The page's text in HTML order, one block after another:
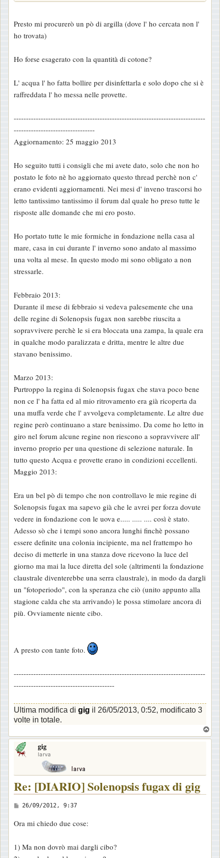
Presto mi procurerò un pò di argilla (dove l' ho cercata non l'
ho trovata)
Ho forse esagerato con la quantità di cotone?
L' acqua l' ho fatta bollire per disinfettarla e solo dopo che si è
raffreddata l' ho messa nelle provette.
------------------------------------------------------------------------------
---------------------------------
Aggiornamento: 25 maggio 2013
Ho seguito tutti i consigli che mi avete dato, solo che non ho
postato le foto nè ho aggiornato questo thread perchè non c'
erano evidenti aggiornamenti. Nei mesi d' inveno trascorsi ho
letto tantissimo tantissimo il forum dal quale ho preso tutte le
risposte alle domande che mi ero posto.
Ho portato tutte le mie formiche in fondazione nella casa al
mare, casa in cui durante l' inverno sono andato al massimo
una volta al mese. In questo modo mi sono obligato a non
stressarle.
Febbraio 2013:
Durante il mese di febbraio si vedeva palesemente che una
delle regine di Solenopsis fugax non sarebbe riuscita a
sopravvivere perchè le si era bloccata una zampa, la quale era
in qualche modo paralizzata e dritta, mentre le altre due
stavano benissimo.
Marzo 2013:
Purtroppo la regina di Solenopsis fugax che stava poco bene
non ce l' ha fatta ed al mio ritrovamento era già ricoperta da
una muffa verde che l' avvolgeva completamente. Le altre due
regine però continuano a stare benissimo. Da come ho letto in
giro nel forum alcune regine non riescono a sopravvivere all'
inverno proprio per una questione di selezione naturale. In
tutto questo Acqua e provette erano in condizioni eccellenti.
Maggio 2013:
Era un bel pò di tempo che non controllavo le mie regine di
Solenopsis fugax ma sapevo già che le avrei per forza dovute
vedere in fondazione con le uova e..... ..... .... così è stato.
Adesso sò che i tempi sono ancora lunghi finchè possano
essere definite una colonia incipiente, ma nel frattempo ho
deciso di metterle in una stanza dove ricevono la luce del
giorno ma mai la luce diretta del sole (altrimenti la fondazione
claustrale diventerebbe una serra claustrale), in modo da dargli
un "fotoperiodo", con la speranza che ciò (unito appunto alla
stagione calda che sta arrivando) le possa stimolare ancora di
più. Ovviamente niente cibo.
A presto con tante foto.
------------------------------------------------------------------------------
-----------------------------------------
Ultima modifica di gig il 26/05/2013, 0:52, modificato 3
volte in totale.
o
gig
larva
Re: [DIARIO] Solenopsis fugax di gig
M
s
a
26/09/2012, 9:37
Ora mi chiedo due cose:
1) Ma non dovrò mai dargli cibo?